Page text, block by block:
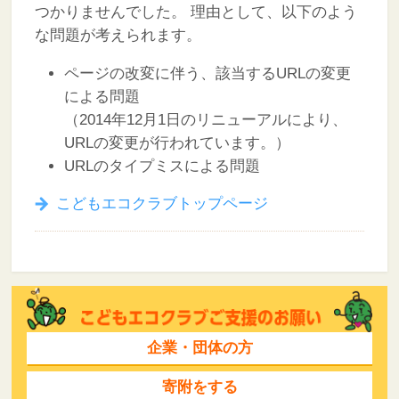
つかりませんでした。
理由として、以下のよう
な問題が考えられます。
ページの改変に伴う、該当するURLの変更
による問題
（2014年12月1日のリニューアルにより、
URLの変更が行われています。）
URLのタイプミスによる問題
こどもエコクラブトップページ
企業・団体の方
寄附をする